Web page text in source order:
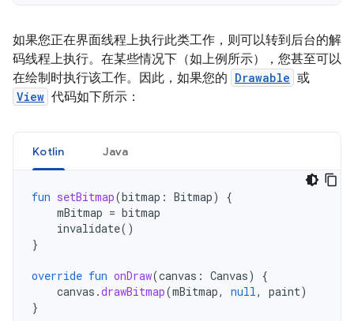
如果您正在界面线程上执行此类工作，则可以转到后台的解
码线程上执行。在某些情况下（如上例所示），您甚至可以
在绘制时执行该工作。因此，如果您的 Drawable 或
View 代码如下所示：
Kotlin Java
fun setBitmap(bitmap : Bitmap)
{
mBitmap = bitmap
invalidate()
}
override fun onDraw(canvas : Canvas)
{
canvas .drawBitmap(mBitmap, null , paint)
}